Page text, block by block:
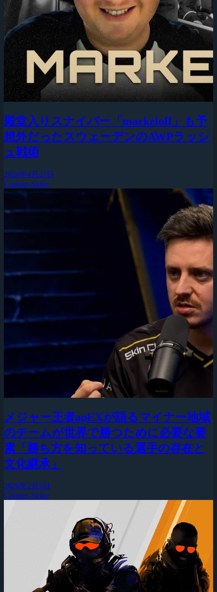
殿堂入りスナイパー「markeloff」も予
想外だったスウェーデンのAWPラッシ
ュ戦術
2026年4月27日
Counter-Strike
メジャー王者apEXが語るマイナー地域
のチームが世界で勝つために必要な要
素「勝ち方を知っている選手の存在と
文化継承」
2026年2月5日
Counter-Strike